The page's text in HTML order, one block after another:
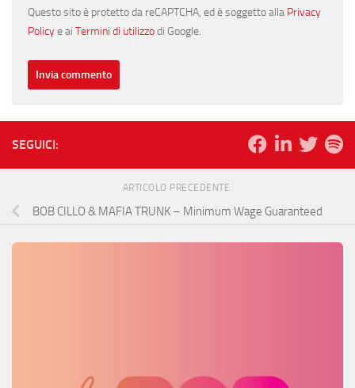
Questo sito è protetto da reCAPTCHA, ed è soggetto alla Privacy
Policye ai Termini di utilizzodi Google.
SEGUICI:
ARTICOLO PRECEDENTE
BOB CILLO & MAFIA TRUNK – Minimum Wage Guaranteed